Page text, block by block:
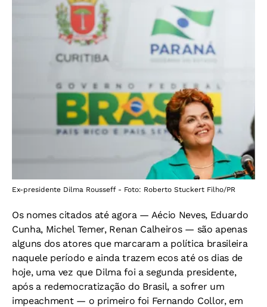
Ex-presidente Dilma Rousseff - Foto: Roberto Stuckert Filho/PR
Os nomes citados até agora — Aécio Neves, Eduardo
Cunha, Michel Temer, Renan Calheiros — são apenas
alguns dos atores que marcaram a política brasileira
naquele período e ainda trazem ecos até os dias de
hoje, uma vez que Dilma foi a segunda presidente,
após a redemocratização do Brasil, a sofrer um
impeachment — o primeiro foi Fernando Collor, em